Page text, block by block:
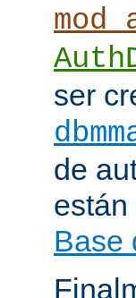
ser
de
Base